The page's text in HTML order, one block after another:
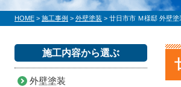
HOME > 施工事例 > 外壁塗装 > 廿日市市 Ｍ様邸 外壁
施工内容から選ぶ
外壁塗装